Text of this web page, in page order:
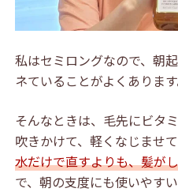
私はセミロングなので、朝
ネていることがよくあります
そんなときは、毛先にビタ
吹きかけて、軽くなじませ
水だけで直すよりも、髪が
で、朝の支度にも使いやすい